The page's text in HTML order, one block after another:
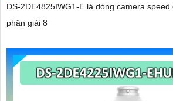
DS-2DE4825IWG1-E là dòng camera
phân giải 8